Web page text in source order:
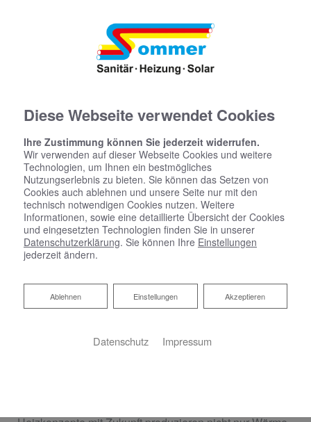
Diese Webseite verwendet Cookies
Ihre Zustimmung können Sie jederzeit widerrufen.
Wir verwenden auf dieser Webseite Cookies und weitere
Technologien, um Ihnen ein bestmögliches
Nutzungserlebnis zu bieten. Sie können das Setzen von
Cookies auch ablehnen und unsere Seite nur mit den
technisch notwendigen Cookies nutzen. Weitere
Informationen, sowie eine detaillierte Übersicht der Cookies
und eingesetzten Technologien finden Sie in unserer
Datenschutzerklärung. Sie können Ihre Einstellungen
jederzeit ändern.
Akzeptieren
Einstellungen
Ablehnen
Ablehnen
Datenschutz Impressum